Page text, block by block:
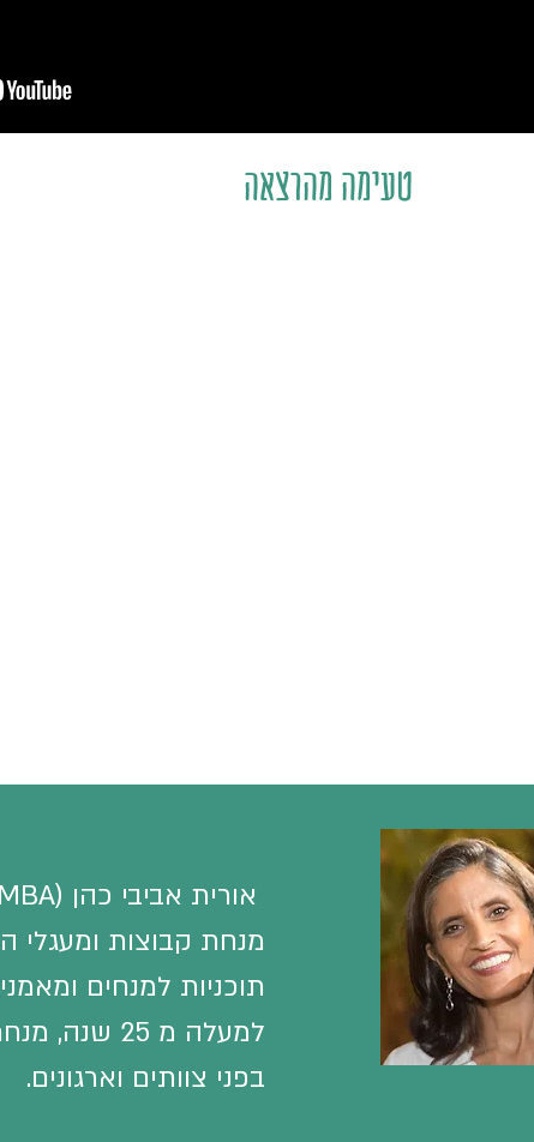
מנחת קבוצות ומעגלי
תוכניות למנחים
למעלה מ 25
בפני צוותים וארגונים.